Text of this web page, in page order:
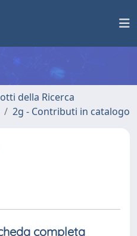
della Ricerca
2g - Contributi in catalogo
completa